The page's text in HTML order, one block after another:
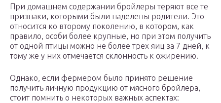
При домашнем содержании бройлеры теряют все те
признаки, которыми были наделены родители. Это
относится ко второму поколению, в котором, как
правило, особи более крупные, но при этом получить
от одной птицы можно не более трех яиц за 7 дней, к
тому же у них отмечается склонность к ожирению.
Однако, если фермером было принято решение
получить яичную продукцию от мясного бройлера,
стоит помнить о некоторых важных аспектах: